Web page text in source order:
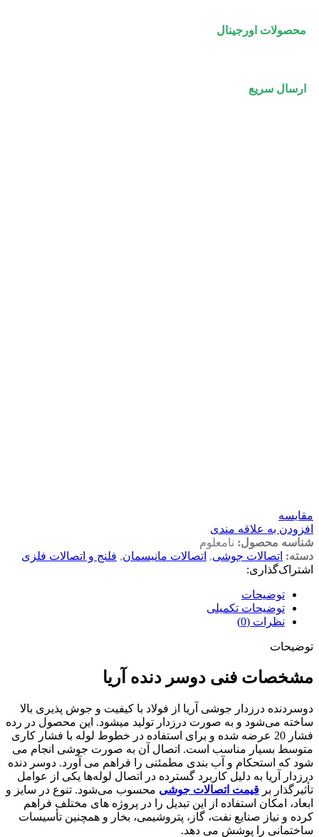
محصولات اورجینال
ارسال سریع
مقايسه
افزودن به علاقه مندی
شناسه محصول: نامعلوم
دسته: اتصالات جوشی, اتصالات مانیسمان, فلنج و اتصالات فلزی
اشتراک‌گذاری:
توضیحات
توضیحات تکمیلی
نظرات (0)
توضیحات
مشخصات فنی دوسر دنده آریا
دوسردنده درزدار جوشی آریا از فولاد با کیفیت و جوش ‌پذیری بالا
ساخته می‌شود و به صورت درزدار تولید میشود. این محصول در رده
فشار 20 عرضه شده و برای استفاده در خطوط لوله با فشار کاری
متوسط بسیار مناسب است. اتصال آن به صورت جوشی انجام می
‌شود که استحکام و آب ‌بندی مطمئنی را فراهم می ‌آورد. دوسر دنده
درزدار آریا به دلیل کاربرد گسترده در اتصال لوله‌ها یکی از عوامل
تأثیرگذار بر قیمت اتصالات جوشی محسوب می‌شود. تنوع در سایز و
ابعاد، امکان استفاده از این تبدیل را در پروژه‌ های مختلف فراهم
کرده و نیاز صنایع نفت، گاز، پتروشیمی، بخار و همچنین تأسیسات
ساختمانی را پوشش می ‌دهد.